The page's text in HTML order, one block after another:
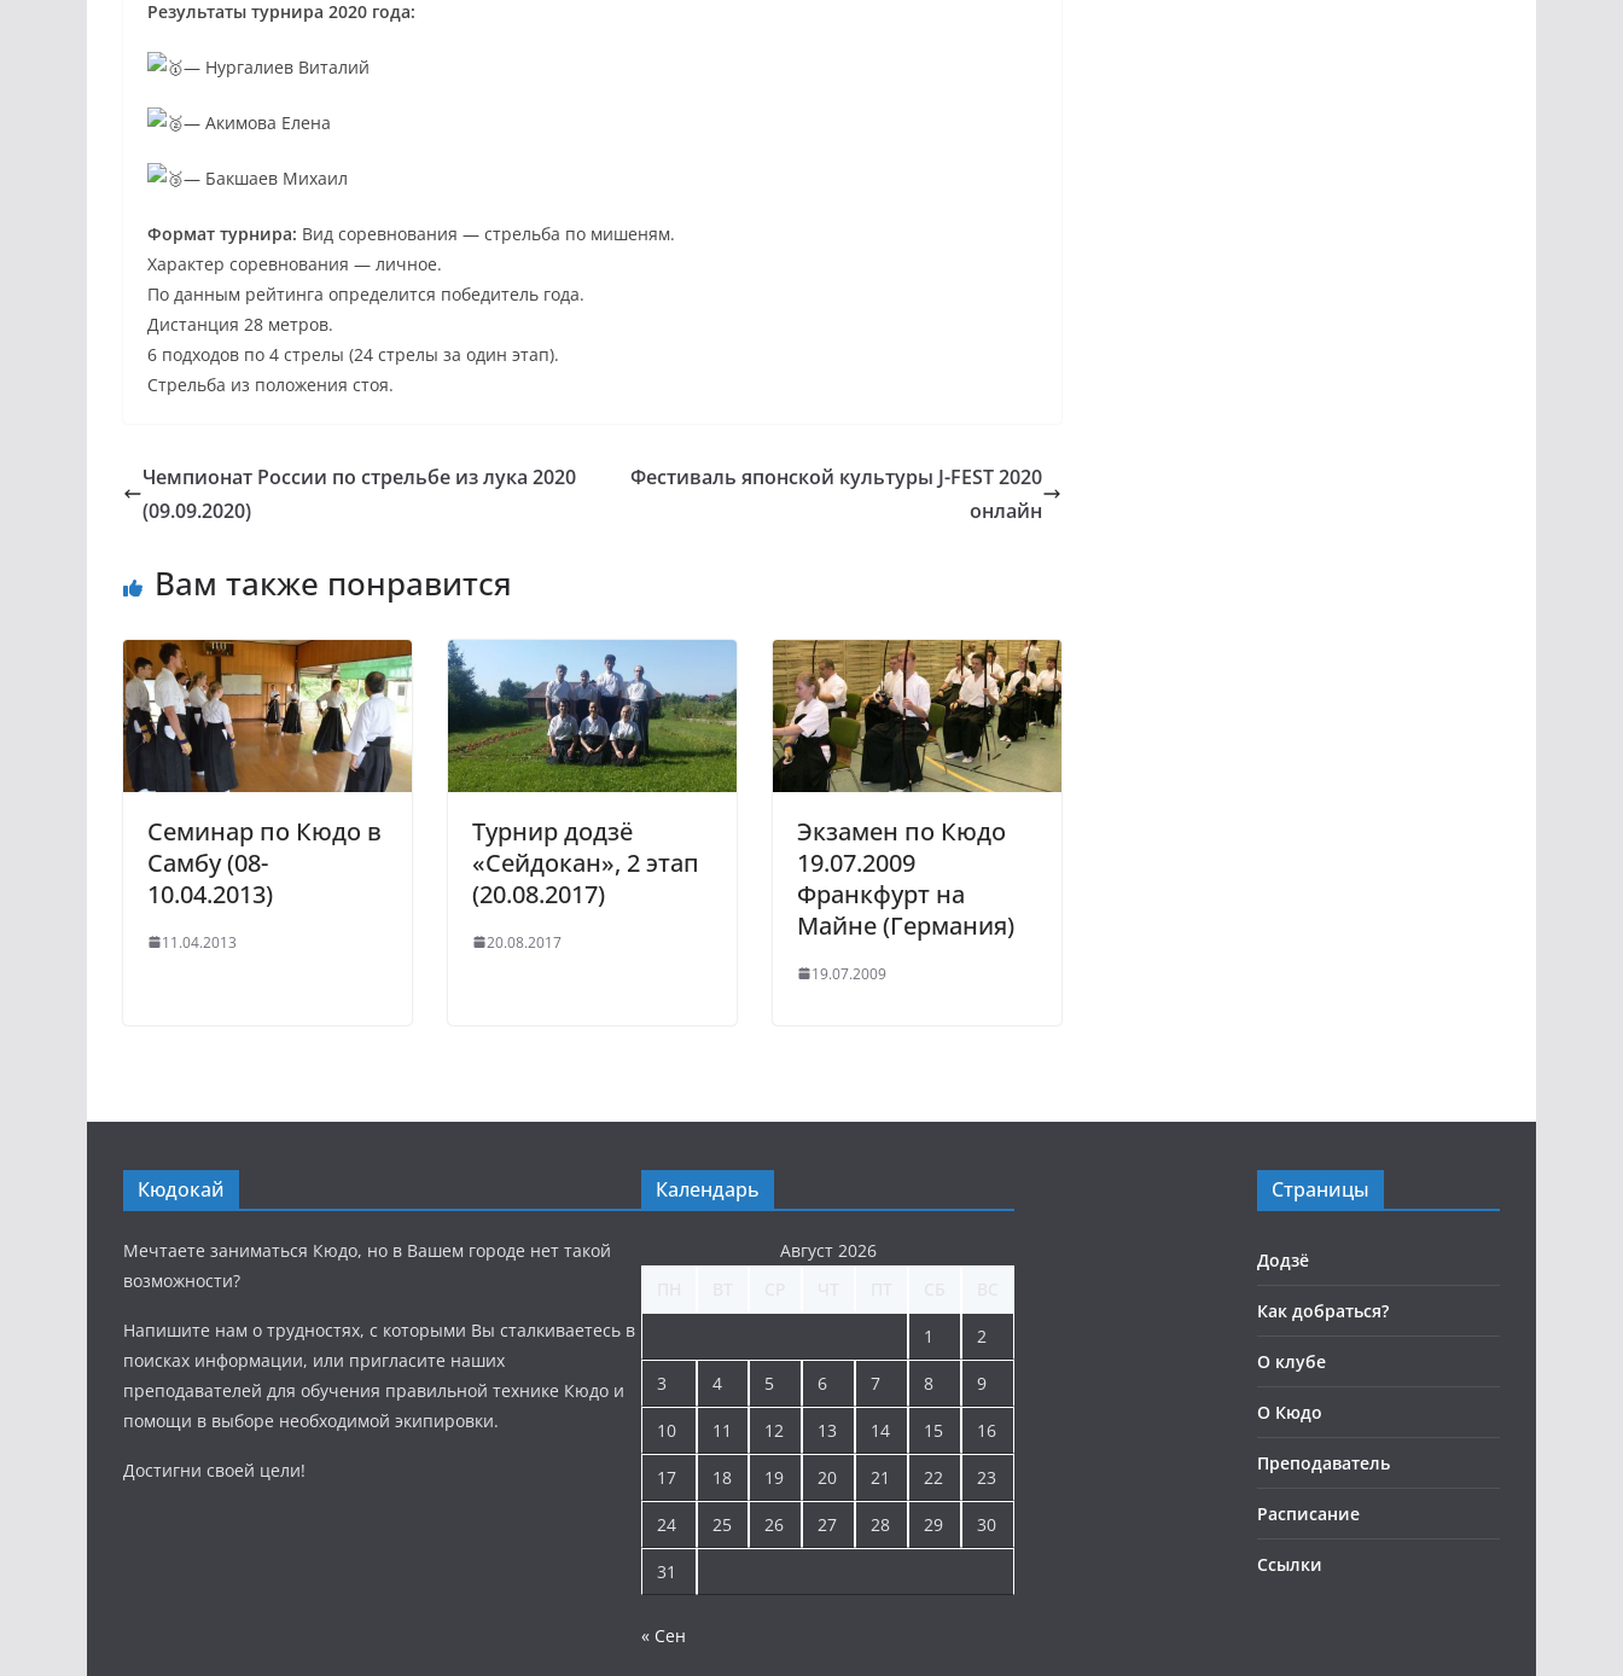
Результаты турнира 2020 года:
— Нургалиев Виталий
— Акимова Елена
— Бакшаев Михаил
Формат турнира: Вид соревнования — стрельба по мишеням.
Характер соревнования — личное.
По данным рейтинга определится победитель года.
Дистанция 28 метров.
6 подходов по 4 стрелы (24 стрелы за один этап).
Стрельба из положения стоя.
Чемпионат России по стрельбе из лука 2020
(09.09.2020)
Фестиваль японской культуры J-FEST 2020
онлайн
Вам также понравится
Семинар по Кюдо в
Самбу (08-
10.04.2013)
11.04.2013
Турнир додзё
«Сейдокан», 2 этап
(20.08.2017)
20.08.2017
Экзамен по Кюдо
19.07.2009
Франкфурт на
Майне (Германия)
19.07.2009
Кюдокай
Мечтаете заниматься Кюдо, но в Вашем городе нет такой
возможности?
Напишите нам о трудностях, с которыми Вы сталкиваетесь в
поисках информации, или пригласите наших
преподавателей для обучения правильной технике Кюдо и
помощи в выборе необходимой экипировки.
Достигни своей цели!
Календарь
Август 2026
1 2
3 4 5 6 7 8 9
10 11 12 13 14 15 16
17 18 19 20 21 22 23
24 25 26 27 28 29 30
31
« Сен
Страницы
Додзё
Как добраться?
О клубе
О Кюдо
Преподаватель
Расписание
Ссылки